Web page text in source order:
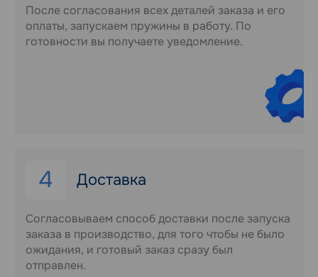
После согласования всех деталей заказа и его
оплаты, запускаем пружины в работу. По
готовности вы получаете уведомление.
4 Доставка
Согласовываем способ доставки после запуска
заказа в производство, для того чтобы не было
ожидания, и готовый заказ сразу был
отправлен.